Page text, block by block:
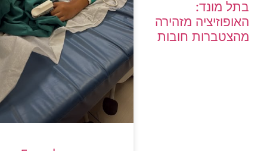
בתל מונד:
האופוזיציה מזהירה
מהצטברות חובות